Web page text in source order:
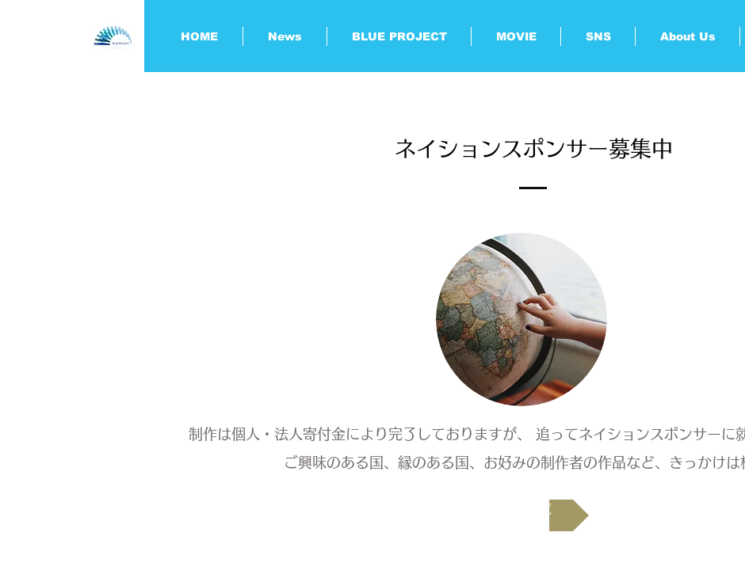
HOME News BLUE PROJECT MOVIE SNS About Us
ネイションスポンサー募集中
制作は個人・法人寄付金により完了しておりますが、 追ってネイションスポンサーに
ご興味のある国、縁のある国、お好みの制作者の作品など、きっかけは
募集一覧